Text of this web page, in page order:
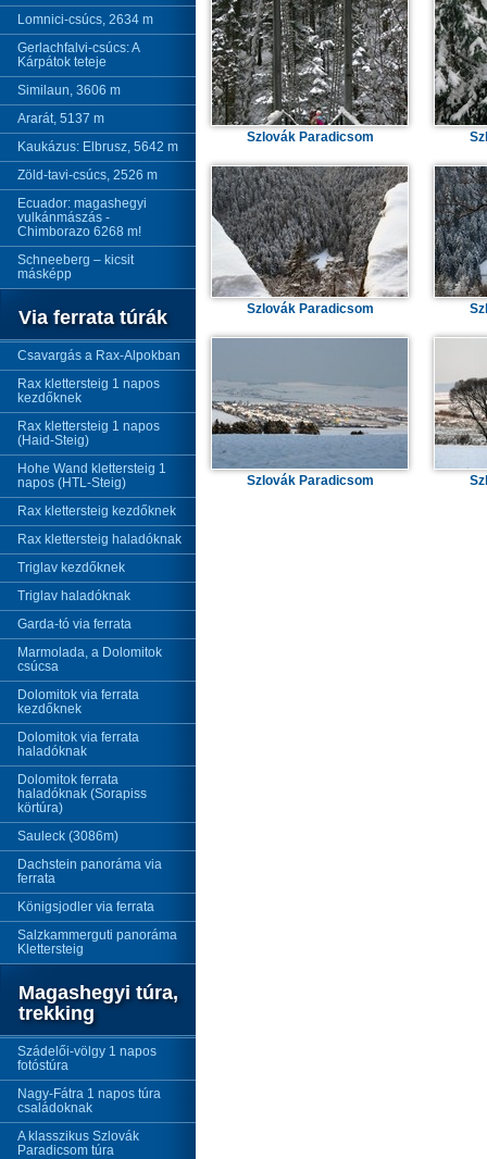
Lomnici-csúcs, 2634 m
Gerlachfalvi-csúcs: A
Kárpátok teteje
Similaun, 3606 m
Ararát, 5137 m
Kaukázus: Elbrusz, 5642 m
Zöld-tavi-csúcs, 2526 m
Ecuador: magashegyi
vulkánmászás -
Chimborazo 6268 m!
Schneeberg – kicsit
másképp
Via ferrata túrák
Csavargás a Rax-Alpokban
Rax klettersteig 1 napos
kezdőknek
Rax klettersteig 1 napos
(Haid-Steig)
Hohe Wand klettersteig 1
napos (HTL-Steig)
Rax klettersteig kezdőknek
Rax klettersteig haladóknak
Triglav kezdőknek
Triglav haladóknak
Garda-tó via ferrata
Marmolada, a Dolomitok
csúcsa
Dolomitok via ferrata
kezdőknek
Dolomitok via ferrata
haladóknak
Dolomitok ferrata
haladóknak (Sorapiss
körtúra)
Sauleck (3086m)
Dachstein panoráma via
ferrata
Königsjodler via ferrata
Salzkammerguti panoráma
Klettersteig
Magashegyi túra,
trekking
Szádelői-völgy 1 napos
fotóstúra
Nagy-Fátra 1 napos túra
családoknak
A klasszikus Szlovák
Paradicsom túra
Szlovák Paradicsom
Szlovák Paradicsom
Szlovák Paradicsom